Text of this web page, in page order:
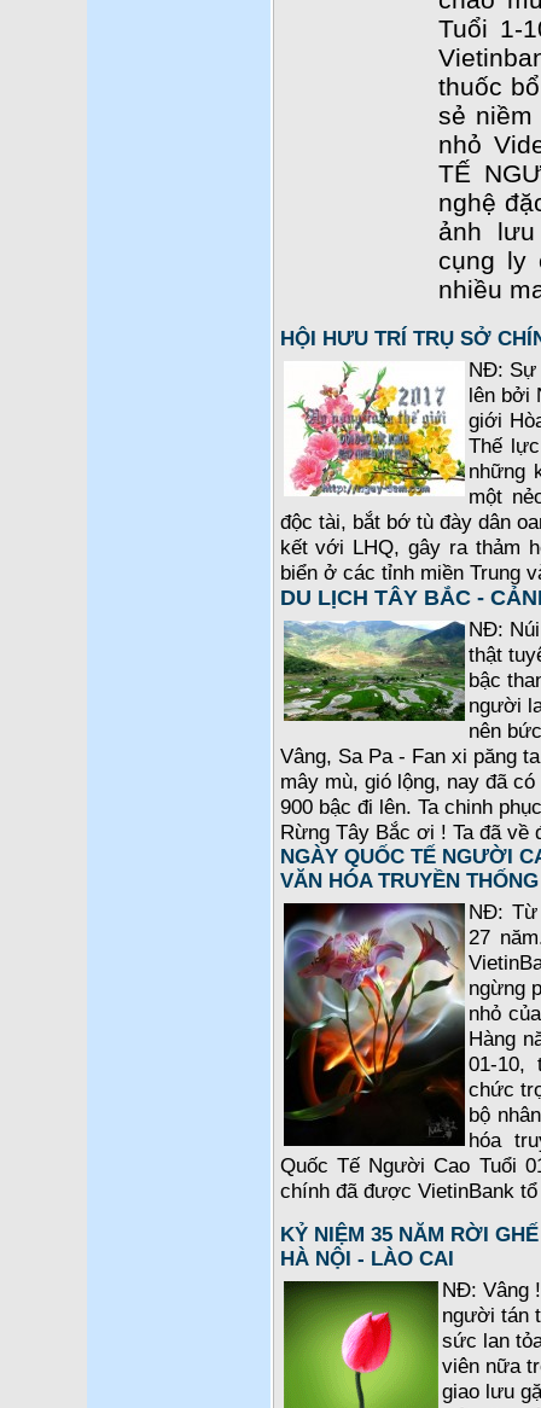
Tuổi 1-
thuốc
sẻ
nhỏ
TẾ
nghệ
ảnh
cụng ly
nhiều
HỘI HƯU TRÍ TRỤ SỞ
NĐ: Sự
lên bởi
giới
Thế
những
một
độc tài, bắt bớ tù đày dân
kết với LHQ, gây ra thảm
biển ở các tỉnh miền Trung
DU LỊCH TÂY BẮC -
NĐ:
thật
bậc
người
nên
Vâng, Sa Pa - Fan xi păng
mây mù, gió lộng, nay đã
900 bậc đi lên. Ta chinh
Rừng Tây Bắc ơi ! Ta đã về
NGÀY QUỐC TẾ NGƯỜI
VĂN HÓA TRUYỀN THỐNG
NĐ: Từ
27
ngừng
nhỏ
Hàng
01-10,
chức
bộ
hóa
Quốc Tế Người Cao Tuổi
chính đã được VietinBank
KỶ NIỆM 35 NĂM RỜI
HÀ NỘI - LÀO CAI
NĐ: Vâng
người tán
sức lan
viên nữa
giao lưu